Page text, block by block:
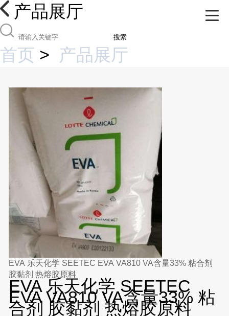
产品展厅
搜索
首页 > 产品展厅
EVA 乐天化学 SEETEC EVA VA810 VA含量33% 粘合剂
胶黏剂 热熔胶原料
EVA 乐天化学 SEETEC
EVA VA810 VA含量33% 粘
合剂 胶黏剂 热熔胶原料